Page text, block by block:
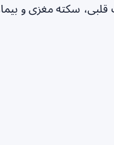
سکته مغزی و